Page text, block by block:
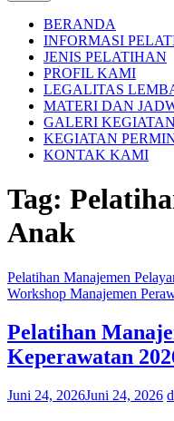
BERANDA
INFORMASI
JENIS PELATIHAN
PROFIL KAMI
LEGALITAS
MATERI DAN
GALERI KEGIATAN
KEGIATAN
KONTAK KAMI
Tag:
Anak
Pelatihan Manajemen
Workshop Manajemen
Pelatihan
Keperawatan
Juni 24, 2026Juni 24, 2026